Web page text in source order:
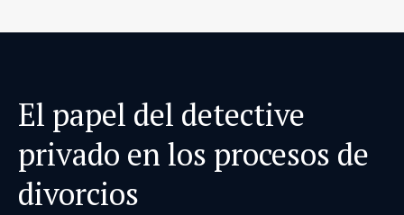
El papel del detective
privado en los procesos de
divorcios